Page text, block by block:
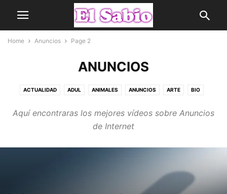
Home Anuncios Page 2
ANUNCIOS
ACTUALIDAD ADUL ANIMALES ANUNCIOS ARTE BIO
CURIOSIDADES DEPORTES FAILS FAMOSOS FRASES FRIKIS
NOTICIAS PALABRAS QUE EMPIEZAN PRODUCTOS QUESTION
Aquí encontraras los mejores vídeos sobre Anuncios
de Internet